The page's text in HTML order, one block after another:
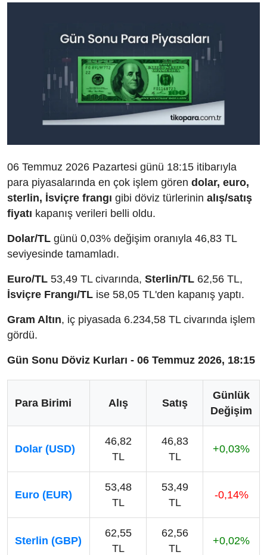
06 Temmuz 2026 Pazartesi günü 18:15 itibarıyla
para piyasalarında en çok işlem gören dolar, euro,
sterlin, İsviçre frangı gibi döviz türlerinin alış/satış
fiyatı kapanış verileri belli oldu.
Dolar/TL günü 0,03% değişim oranıyla 46,83 TL
seviyesinde tamamladı.
Euro/TL 53,49 TL civarında, Sterlin/TL 62,56 TL,
İsviçre Frangı/TL ise 58,05 TL'den kapanış yaptı.
Gram Altın, iç piyasada 6.234,58 TL civarında işlem
gördü.
Gün Sonu Döviz Kurları - 06 Temmuz 2026, 18:15
Para Birimi Alış Satış
Günlük
Değişim
Dolar (USD)
46,82
TL
46,83
TL
+0,03%
Euro (EUR)
53,48
TL
53,49
TL
-0,14%
Sterlin (GBP)
62,55
TL
62,56
TL
+0,02%